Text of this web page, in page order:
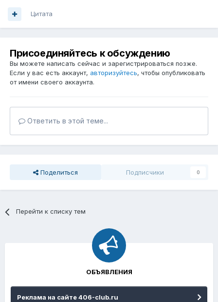
Цитата
Присоединяйтесь к обсуждению
Вы можете написать сейчас и зарегистрироваться позже.
Если у вас есть аккаунт, авторизуйтесь, чтобы опубликовать
от имени своего аккаунта.
Ответить в этой теме...
Поделиться Подписчики 0
Перейти к списку тем
ОБЪЯВЛЕНИЯ
Реклама на сайте 406-club.ru